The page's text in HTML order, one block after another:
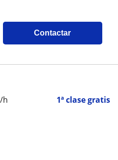
Contactar
/h 1ª clase gratis